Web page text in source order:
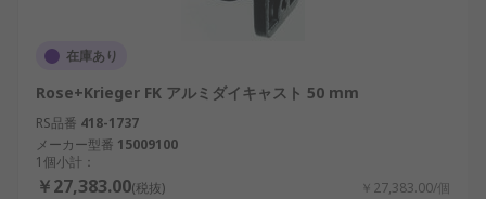
transmission/power-transmission-linear-shafts-
rails-ball-screws-lead-screws/linear-shafts-
rails/?sra=p" ""/web/c/pneumatics-hydraulics-
power-transmission/power-transmission-linear-
shafts-rails-ball-screws-lead-screws/linear-
shafts-rails/?sra=p"") に沿ったスムーズな動きを実
現します。
在庫あり
Rose+Krieger FK アルミダイキャスト 50 mm
RS品番 418-1737
メーカー型番 15009100
1個小計：
￥27,383.00(税抜) ￥27,383.00/個